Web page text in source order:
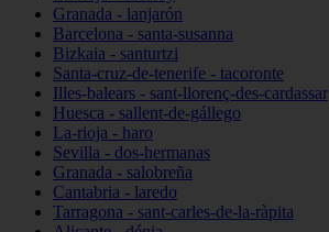
Granada - lanjarón
Barcelona - santa-susanna
Bizkaia - santurtzi
Santa-cruz-de-tenerife - tacoronte
Illes-balears - sant-llorenç-des-cardassar
Huesca - sallent-de-gállego
La-rioja - haro
Sevilla - dos-hermanas
Granada - salobreña
Cantabria - laredo
Tarragona - sant-carles-de-la-ràpita